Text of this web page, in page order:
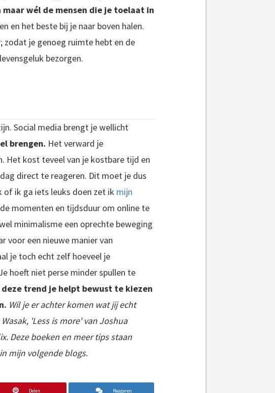
wél de mensen die je toelaat in
en het beste bij je naar boven halen.
zodat je genoeg ruimte hebt en de
bezorgen.
Social media brengt je wellicht
brengen. Het verward je
Het kost teveel van je kostbare tijd en
direct te reageren. Dit moet je dus
of ik ga iets leuks doen zet ik mijn
momenten en tijdsduur om online te
minimalisme een oprechte beweging
voor een nieuwe manier van
je toch echt zelf hoeveel je
hoeft niet perse minder spullen te
trend je helpt bewust te kiezen
Wil je er achter komen wat jij echt
'Less is more' van Joshua
Deze boeken en meer tips staan
mijn volgende blogs.
Delen Reageren